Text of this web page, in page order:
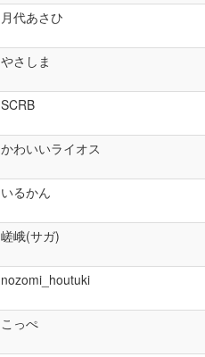
月代あさひ
やさしま
SCRB
かわいいライオス
いるかん
嵯峨(サガ)
nozomi_houtuki
こっぺ